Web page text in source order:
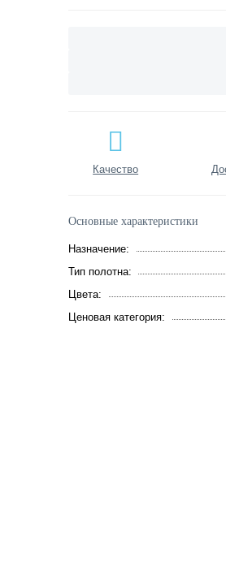
Качество
Основные характеристики
Назначение:
Тип полотна:
Цвета:
Ценовая категория: